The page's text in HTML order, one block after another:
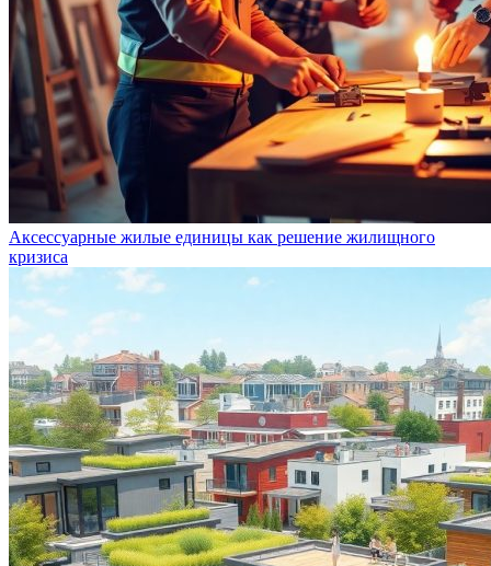
Аксессуарные жилые единицы как решение жилищного
кризиса